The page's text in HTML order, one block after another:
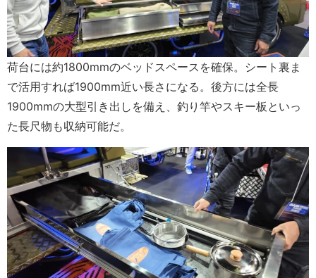
荷台には約1800mmのベッドスペースを確保。シート裏ま
で活用すれば1900mm近い長さになる。後方には全長
1900mmの大型引き出しを備え、釣り竿やスキー板といっ
た長尺物も収納可能だ。